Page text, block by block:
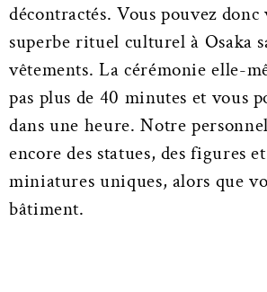
décontractés. Vous pouvez
superbe rituel culturel à Osaka
vêtements. La cérémonie elle-
pas plus de 40 minutes et vous
dans une heure. Notre
encore des statues, des figures
miniatures uniques, alors que
bâtiment.